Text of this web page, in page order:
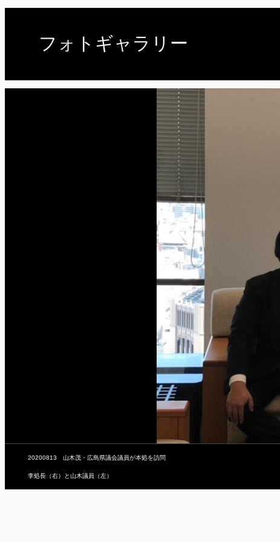
フォトギャラリー
20200813 山木茂・広島県議会議員が本処を訪問
李処長（右）と山木議員（左）